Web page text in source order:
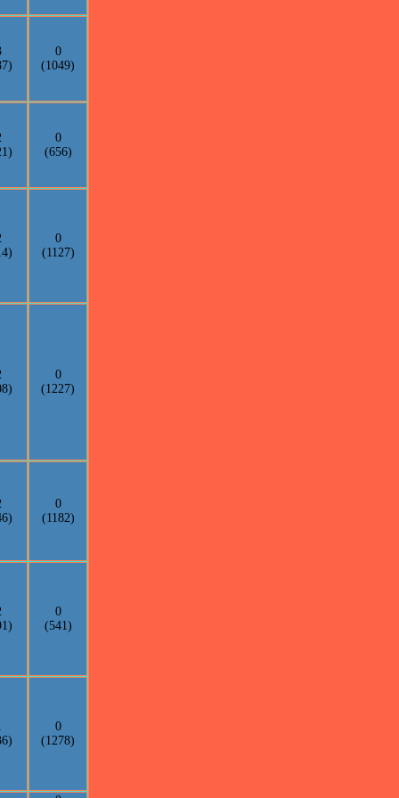
0
(1049)
0
(656)
0
(1127)
0
(1227)
0
(1182)
0
(541)
0
(1278)